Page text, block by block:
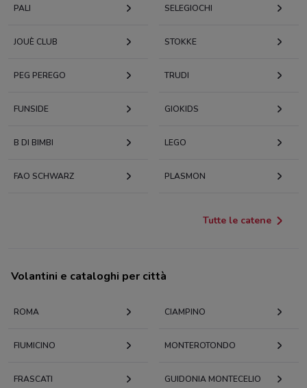
PALI SELEGIOCHI
JOUÈ CLUB STOKKE
PEG PEREGO TRUDI
FUNSIDE GIOKIDS
B DI BIMBI LEGO
FAO SCHWARZ PLASMON
Tutte le catene
Volantini e cataloghi per città
ROMA CIAMPINO
FIUMICINO MONTEROTONDO
FRASCATI GUIDONIA MONTECELIO